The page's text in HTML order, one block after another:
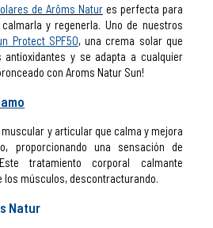
de Arôms Natures perfecta para
y regenerla. Uno de nuestros
Protect SPF50, una crema solar que
antioxidantes y se adapta a cualquier
con Aroms Natur Sun!
y articular que calma y mejora
proporcionando una sensación de
tratamiento corporal calmante
los músculos, descontracturando.
Natur